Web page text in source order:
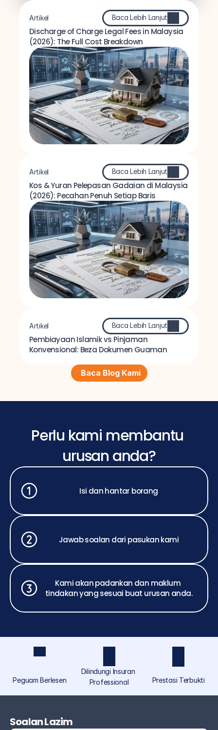
Artikel Baca Lebih Lanjut
Discharge of Charge Legal Fees in Malaysia
(2026): The Full Cost Breakdown
Artikel Baca Lebih Lanjut
Kos & Yuran Pelepasan Gadaian di Malaysia
(2026): Pecahan Penuh Setiap Baris
Artikel Baca Lebih Lanjut
Pembiayaan Islamik vs Pinjaman
Konvensional: Beza Dokumen Guaman
Baca Blog Kami
Perlu kami membantu
urusan anda?
Isi dan hantar borang
Jawab soalan dari pasukan kami
Kami akan padankan dan maklum
tindakan yang sesuai buat urusan anda.
Peguam Berlesen
Dilindungi Insuran
Professional
Prestasi Terbukti
Soalan Lazim
ramai di bawah Akmal Saufi & Co, menyediakan